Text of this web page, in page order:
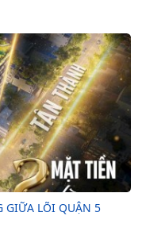
GIỮA LÕI QUẬN 5